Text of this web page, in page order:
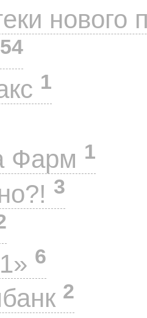
нового
54
1
Фарм 1
3
6
2